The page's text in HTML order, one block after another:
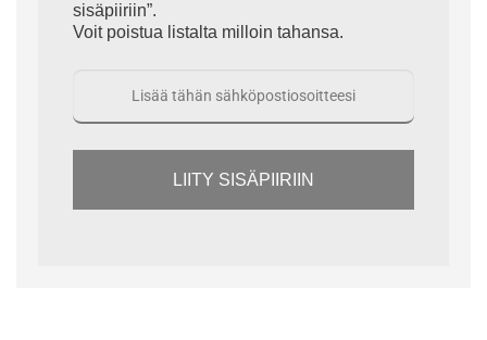
sisäpiiriin”.
Voit poistua listalta milloin tahansa.
LIITY SISÄPIIRIIN